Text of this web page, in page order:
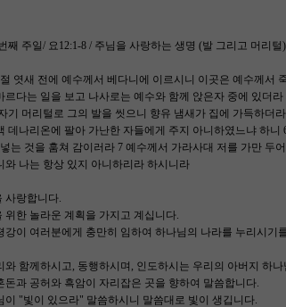
째 주일/ 요12:1-8 / 주님을 사랑하는 생명 (발 그리고 머리
엿새 전에 예수께서 베다니에 이르시니 이곳은 예수께서
르다는 일을 보고 나사로는 예수와 함께 앉은자 중에 있더
기 머리털로 그의 발을 씻으니 향유 냄새가 집에 가득하더
데나리온에 팔아 가난한 자들에게 주지 아니하였느냐 하
는 것을 훔쳐 감이러라 7 예수께서 가라사대 저를 가만 두
와 나는 항상 있지 아니하리라 하시니라
사랑합니다.
위한 놀라운 계획을 가지고 계십니다.
강이 여러분에게 충만히 임하여 하나님의 나라를 누리시기
와 함께하시고, 동행하시며, 인도하시는 우리의 아버지 하
돈과 공허와 흑암이 자리잡은 곳을 향하여 말씀합니다.
이 "빛이 있으라" 말씀하시니 말씀대로 빛이 생깁니다.